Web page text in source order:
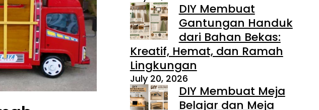
DIY Membuat
Gantungan Handuk
dari Bahan Bekas:
Kreatif, Hemat, dan Ramah
Lingkungan
July 20, 2026
DIY Membuat Meja
Belajar dan Meja